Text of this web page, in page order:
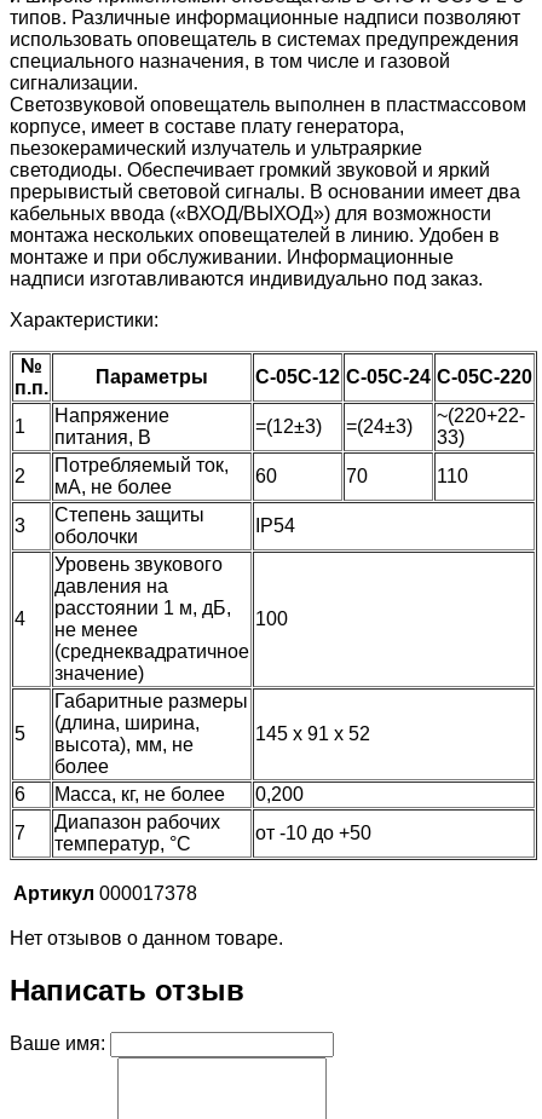
типов. Различные информационные надписи позволяют
использовать оповещатель в системах предупреждения
специального назначения, в том числе и газовой
сигнализации.
Светозвуковой оповещатель выполнен в пластмассовом
корпусе, имеет в составе плату генератора,
пьезокерамический излучатель и ультраяркие
светодиоды. Обеспечивает громкий звуковой и яркий
прерывистый световой сигналы. В основании имеет два
кабельных ввода («ВХОД/ВЫХОД») для возможности
монтажа нескольких оповещателей в линию. Удобен в
монтаже и при обслуживании. Информационные
надписи изготавливаются индивидуально под заказ.
Характеристики:
№
п.п.
Параметры С-05С-12 С-05С-24 С-05С-220
1
Напряжение
питания, В
=(12±3) =(24±3)
~(220+22-
33)
2
Потребляемый ток,
мА, не более
60 70 110
3
Степень защиты
оболочки
IP54
4
Уровень звукового
давления на
расстоянии 1 м, дБ,
не менее
(среднеквадратичное
значение)
100
5
Габаритные размеры
(длина, ширина,
высота), мм, не
более
145 х 91 х 52
6 Масса, кг, не более
0,200
7
Диапазон рабочих
температур, °С
от -10 до +50
Артикул 000017378
Нет отзывов о данном товаре.
Написать отзыв
Ваше имя: